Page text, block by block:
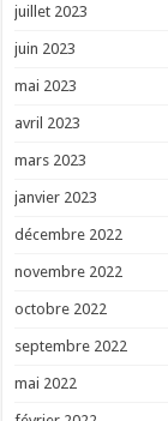
juillet 2023
juin 2023
mai 2023
avril 2023
mars 2023
janvier 2023
décembre 2022
novembre 2022
octobre 2022
septembre 2022
mai 2022